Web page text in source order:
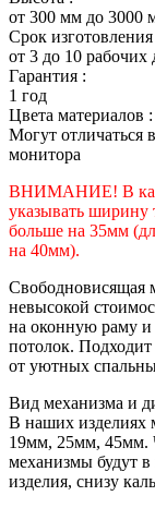
от 300 мм до 3000
Срок изготовления
от 3 до 10 рабочих
Гарантия :
1 год
Цвета материалов :
Могут отличаться
монитора
ВНИМАНИЕ! В
указывать ширину
больше на 35мм
на 40мм).
Свободновисящая
невысокой
на оконную раму и
потолок.
от уютных
Вид механизма и
В наших изделиях
19мм, 25мм, 45мм.
механизмы будут
изделия, снизу